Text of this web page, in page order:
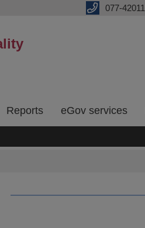
077-
Reports eGov services